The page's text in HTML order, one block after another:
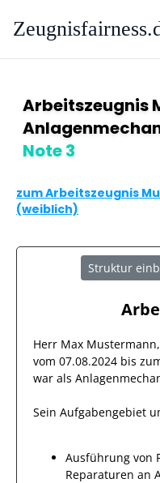
Arbeitszeugnis
Note 3
zum Arbeitszeugnis
(weiblich)
Struktur
Herr Max Mustermann
vom 07.08.2024 bis
war als
Sein Aufgabengebiet
Ausführung von
Reparaturen an